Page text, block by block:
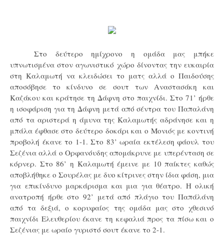
Στο δεύτερο ημίχρονο η ομάδα μας μπήκε
υπνωτισμένα στον αγωνιστικό χώρο δίνοντας την ευκαιρία
στη Καλαμωτή να κλειδώσει το ματς αλλά ο Παιδούσης
αποσόβησετο κίνδυνο σε σουτ των Αναστασάκη και
Καζάκου και κράτησε τη Δάφνη στο παιχνίδι. Στο 71’ ήρθε
η ισοφάριση για τη Δάφνη μετά από σέντρα του Παπαλάνη
από τα αριστερά η άμυνα της Καλαμωτής αδράνησε και η
μπάλα έφθασε στο δεύτερο δοκάρι και ο Μονιός με κοντινή
προβολή έκανε το 1-1. Στο 83’ ωραία εκτέλεση φάουλ του
Σεζένια αλλά ο Ορφανόυδης απομάκρυνε με υπερένταση σε
κόρνερ. Στο 86’ η Καλαμωτή έμεινε με 10 παίκτες καθώς
αποβλήθηκε ο Σουρέλας με δυο κίτρινες στην ίδια φάση, μια
για επικίνδυνο μαρκάρισμα και μια για θέατρο. Η ολική
ανατροπή ήρθε στο 92’ μετά από πλάγιο του Παπάλάνη
από τα δεξιά, ο κορυφαίος της ομάδα μας στο χθεσινό
παιχνίδι Ελευθερίου έκανε τη κεφαλιά προς τα πίσω και ο
Σεζένιας με ωραίο γυριστό σουτ έκανε το 2-1.